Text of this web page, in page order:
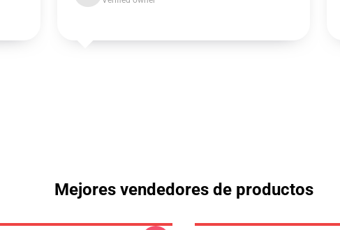
Mejores vendedores de productos